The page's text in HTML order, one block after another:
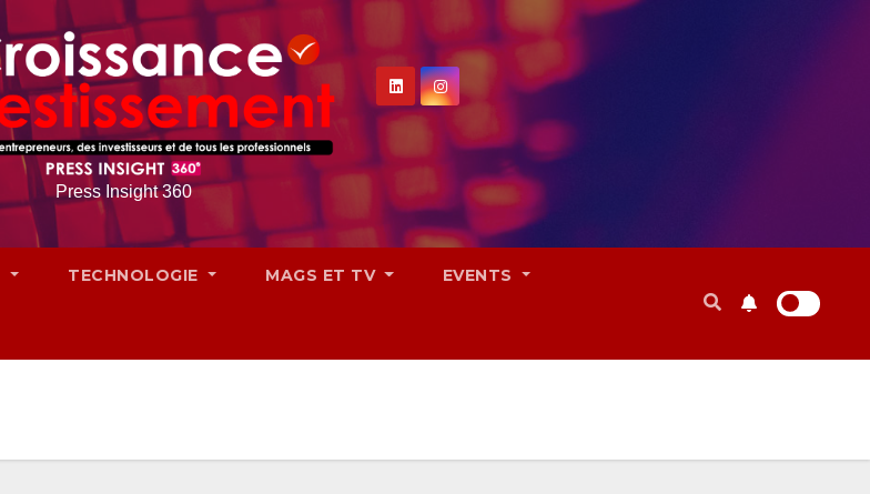
Press Insight 360
TECHNOLOGIE MAGS ET TV EVENTS